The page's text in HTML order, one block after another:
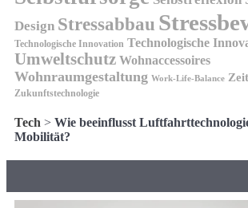
Design Stressabbau
Technologische Innovation Technologische
Umweltschutz Wohnaccessoires
Wohnraumgestaltung Work-Life-Balance
Zukunftstechnologie
Tech > Wie beeinflusst
Mobilität?